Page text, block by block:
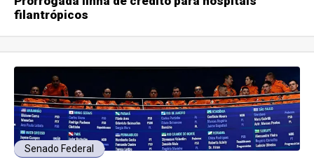
filantrópicos
Senado Federal